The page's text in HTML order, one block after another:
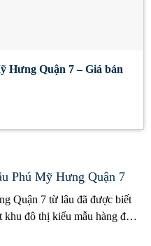
Hưng Quận 7 – Giá bán
Phú Mỹ Hưng Quận 7
Quận 7 từ lâu đã được biết
khu đô thị kiểu mẫu hàng đầu